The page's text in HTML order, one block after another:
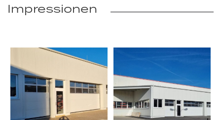
Impressionen